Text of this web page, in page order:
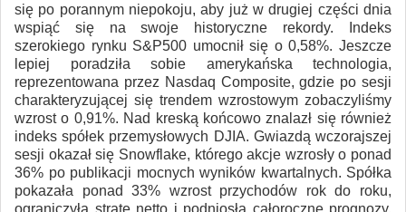
się po porannym niepokoju, aby już w drugiej części dnia
wspiąć się na swoje historyczne rekordy. Indeks
szerokiego rynku S&P500 umocnił się o 0,58%. Jeszcze
lepiej poradziła sobie amerykańska technologia,
reprezentowana przez Nasdaq Composite, gdzie po sesji
charakteryzującej się trendem wzrostowym zobaczyliśmy
wzrost o 0,91%. Nad kreską końcowo znalazł się również
indeks spółek przemysłowych DJIA. Gwiazdą wczorajszej
sesji okazał się Snowflake, którego akcje wzrosły o ponad
36% po publikacji mocnych wyników kwartalnych. Spółka
pokazała ponad 33% wzrost przychodów rok do roku,
ograniczyła stratę netto i podniosła całoroczne prognozy.